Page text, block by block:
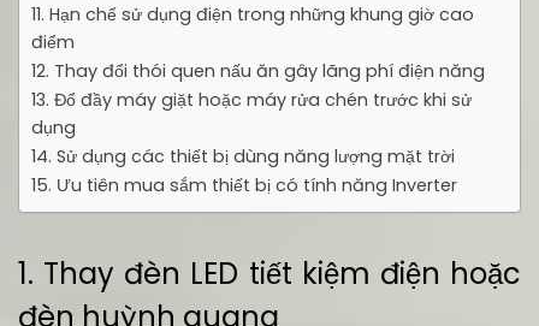
11. Hạn chế sử dụng điện trong những khung giờ cao
điểm
12. Thay đổi thói quen nấu ăn gây lãng phí điện năng
13. Đổ đầy máy giặt hoặc máy rửa chén trước khi sử
dụng
14. Sử dụng các thiết bị dùng năng lượng mặt trời
15. Ưu tiên mua sắm thiết bị có tính năng Inverter
1. Thay đèn LED tiết kiệm điện hoặc
đèn huỳnh quang